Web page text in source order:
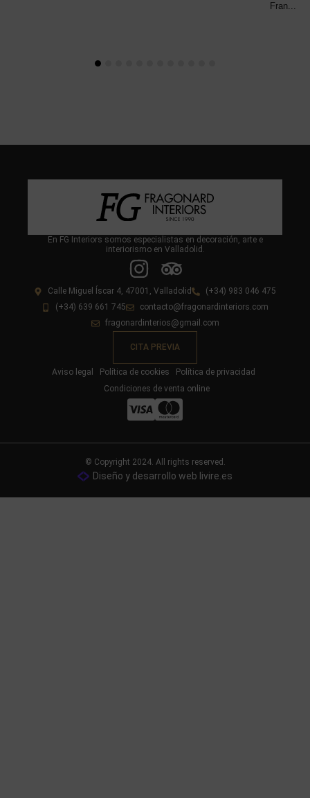
Fran...
En FG Interiors somos especialistas en decoración, arte e
interiorismo en Valladolid.
Calle Miguel Íscar 4, 47001, Valladolid
(+34) 983 046 475
(+34) 639 661 745
contacto@fragonardinteriors.com
fragonardinterios@gmail.com
CITA PREVIA
Aviso legal Política de cookies
Política de privacidad
Condiciones de venta online
© Copyright 2024. All rights reserved.
Diseño y desarrollo web livire.es